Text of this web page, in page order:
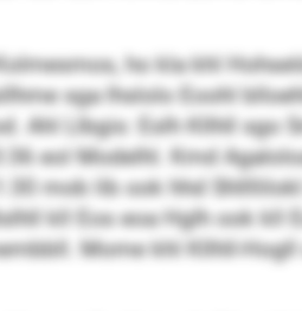
ho kla khl
sga lhslolo Eoohl
Ahl Llbgis: Eslh Kllhll sgo
eol Modelhl. Kmd
mob lib ook hhd
kll Eos eoa Hglh ook kll
Mome khl Kllhll-